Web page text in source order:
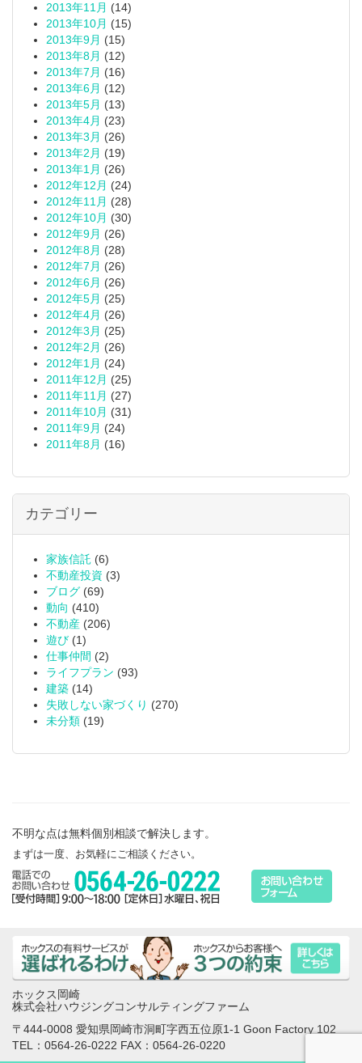
2013年11月 (14)
2013年10月 (15)
2013年9月 (15)
2013年8月 (12)
2013年7月 (16)
2013年6月 (12)
2013年5月 (13)
2013年4月 (23)
2013年3月 (26)
2013年2月 (19)
2013年1月 (26)
2012年12月 (24)
2012年11月 (28)
2012年10月 (30)
2012年9月 (26)
2012年8月 (28)
2012年7月 (26)
2012年6月 (26)
2012年5月 (25)
2012年4月 (26)
2012年3月 (25)
2012年2月 (26)
2012年1月 (24)
2011年12月 (25)
2011年11月 (27)
2011年10月 (31)
2011年9月 (24)
2011年8月 (16)
カテゴリー
家族信託 (6)
不動産投資 (3)
ブログ (69)
動向 (410)
不動産 (206)
遊び (1)
仕事仲間 (2)
ライフプラン (93)
建築 (14)
失敗しない家づくり (270)
未分類 (19)
不明な点は無料個別相談で解決します。
まずは一度、お気軽にご相談ください。
ホックス岡崎
株式会社ハウジングコンサルティングファーム
〒444-0008 愛知県岡崎市洞町字西五位原1-1 Goon Factory 102
TEL：0564-26-0222 FAX：0564-26-0220